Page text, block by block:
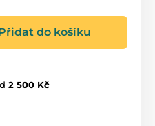
do košíku
2 500 Kč